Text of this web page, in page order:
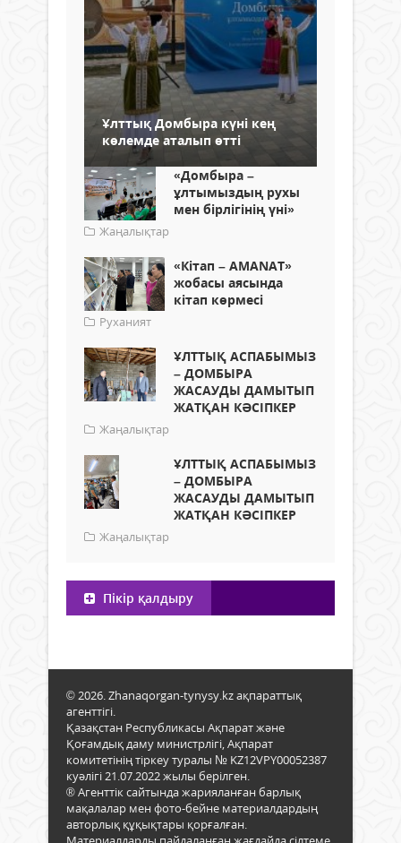
Ұлттық Домбыра күні кең
көлемде аталып өтті
«Домбыра –
ұлтымыздың рухы
мен бірлігінің үні»
Жаңалықтар
«Кітап – AMANAT»
жобасы аясында
кітап көрмесі
Руханият
ҰЛТТЫҚ АСПАБЫМЫЗ
– ДОМБЫРА
ЖАСАУДЫ ДАМЫТЫП
ЖАТҚАН КӘСІПКЕР
Жаңалықтар
ҰЛТТЫҚ АСПАБЫМЫЗ
– ДОМБЫРА
ЖАСАУДЫ ДАМЫТЫП
ЖАТҚАН КӘСІПКЕР
Жаңалықтар
Пікір қалдыру
© 2026. Zhanaqorgan-tynysy.kz ақпараттық
агенттігі.
Қазақстан Республикасы Ақпарат және
Қоғамдық даму министрлігі, Ақпарат
комитетінің тіркеу туралы № KZ12VPY00052387
куәлігі 21.07.2022 жылы берілген.
® Агенттік сайтында жарияланған барлық
мақалалар мен фото-бейне материалдардың
авторлық құқықтары қорғалған.